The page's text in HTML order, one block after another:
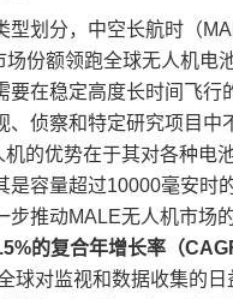
型划分，中空长航时（
场份额领跑全球无人机电
要在稳定高度长时间飞行
、侦察和特定研究项目中
机的优势在于其对各种电
是容量超过10000毫安时
步推动MALE无人机市场
的复合年增长率（
球对监视和数据收集的